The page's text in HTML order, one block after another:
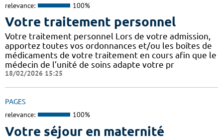
relevance: 100%
Votre traitement personnel
Votre traitement personnel Lors de votre admission,
apportez toutes vos ordonnances et/ou les boîtes de
médicaments de votre traitement en cours afin que le
médecin de l’unité de soins adapte votre pr
18/02/2026 15:25
PAGES
relevance: 100%
Votre séjour en maternité